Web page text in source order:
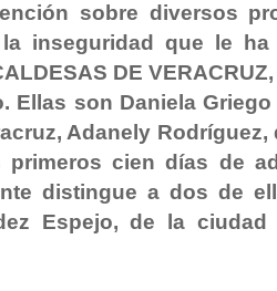
sobre diversos
inseguridad que le ha
DE
Ellas son Daniela Griego
Adanely Rodríguez,
cien días de
distingue a dos de
Espejo, de la